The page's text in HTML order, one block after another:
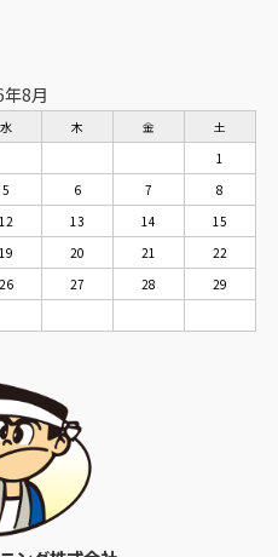
8月
水 木 金
土
1
5 6 7
8
12 13 14
15
19 20 21
22
26 27 28
29